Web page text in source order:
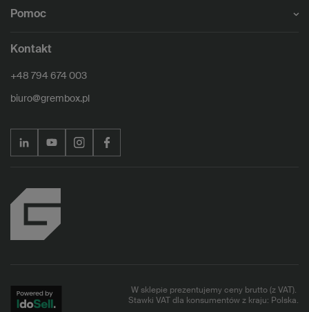
Pomoc
Kontakt
+48 794 674 003
biuro@grembox.pl
W sklepie prezentujemy ceny brutto (z VAT).
Stawki VAT dla konsumentów z kraju: Polska.